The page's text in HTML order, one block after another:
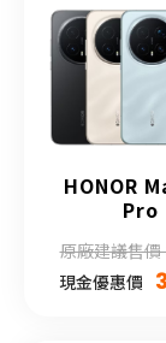
HONOR
Pro
原廠建議售
現金優惠價